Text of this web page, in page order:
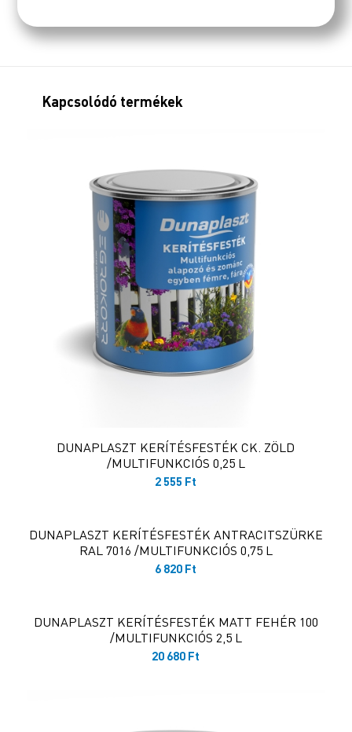
Kapcsolódó termékek
DUNAPLASZT KERÍTÉSFESTÉK CK. ZÖLD
/MULTIFUNKCIÓS 0,25 L
2 555 Ft
DUNAPLASZT KERÍTÉSFESTÉK ANTRACITSZÜRKE
RAL 7016 /MULTIFUNKCIÓS 0,75 L
6 820 Ft
DUNAPLASZT KERÍTÉSFESTÉK MATT FEHÉR 100
/MULTIFUNKCIÓS 2,5 L
20 680 Ft